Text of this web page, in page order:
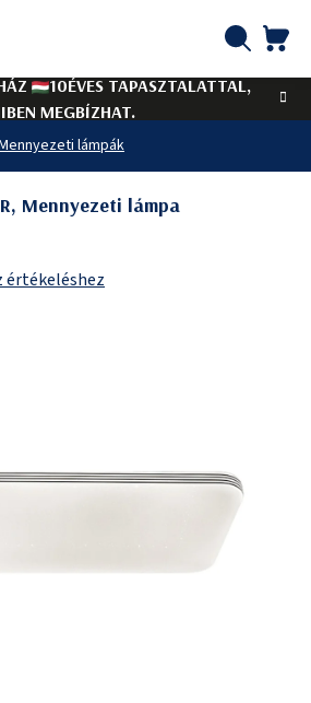
10ÉVES TAPASZTALATTAL,
MEGBÍZHAT.
lámpák
Mennyezeti lámpa
értékeléshez